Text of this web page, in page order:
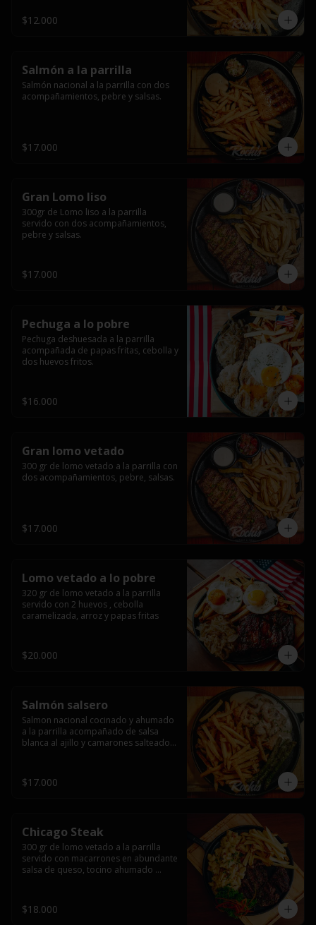
$12.000
Salmón a la parrilla
Salmón nacional a la parrilla con dos
acompañamientos, pebre y salsas.
$17.000
Gran Lomo liso
300gr de Lomo liso a la parrilla
servido con dos acompañamientos,
pebre y salsas.
$17.000
Pechuga a lo pobre
Pechuga deshuesada a la parrilla
acompañada de papas fritas, cebolla y
dos huevos fritos.
$16.000
Gran lomo vetado
300 gr de lomo vetado a la parrilla con
dos acompañamientos, pebre, salsas.
$17.000
Lomo vetado a lo pobre
320 gr de lomo vetado a la parrilla
servido con 2 huevos , cebolla
caramelizada, arroz y papas fritas
$20.000
Salmón salsero
Salmon nacional cocinado y ahumado
a la parrilla acompañado de salsa
blanca al ajillo y camarones salteados,
$17.000
Chicago Steak
300 gr de lomo vetado a la parrilla
servido con macarrones en abundante
salsa de queso, tocino ahumado
$18.000